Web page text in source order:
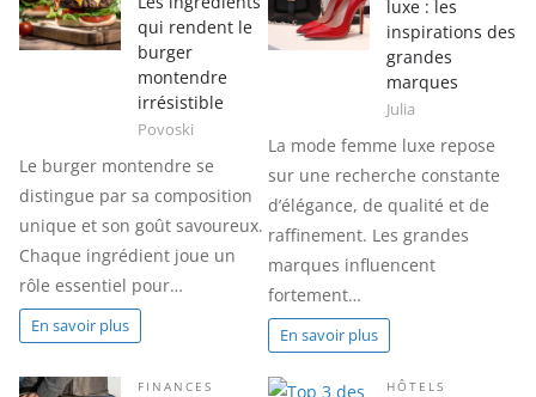
qui rendent le
burger
montendre
irrésistible
Povoski
Le burger montendre se
distingue par sa composition
unique et son goût savoureux.
Chaque ingrédient joue un
rôle essentiel pour…
En savoir plus
luxe : les
inspirations des
grandes
marques
Julia
La mode femme luxe repose
sur une recherche constante
d’élégance, de qualité et de
raffinement. Les grandes
marques influencent
fortement…
En savoir plus
FINANCES
HÔTELS